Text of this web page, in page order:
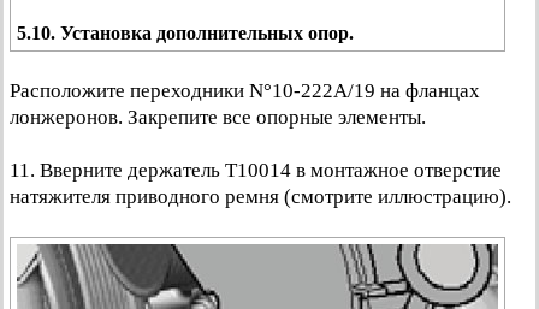
5.10. Установка дополнительных опор.
Расположите переходники N°10-222А/19 на фланцах
лонжеронов. Закрепите все опорные элементы.
11. Вверните держатель Т10014 в монтажное отверстие
натяжителя приводного ремня (смотрите иллюстрацию).